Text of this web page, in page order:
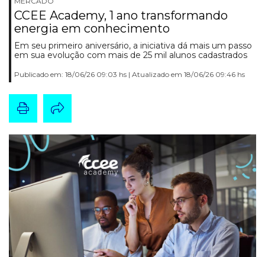
CCEE Academy, 1 ano transformando
energia em conhecimento
Em seu primeiro aniversário, a iniciativa dá mais um passo
em sua evolução com mais de 25 mil alunos cadastrados
Publicado em: 18/06/26 09:03 hs | Atualizado em 18/06/26 09:46 hs